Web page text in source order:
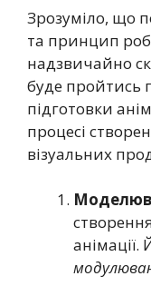
Зрозуміло, що
та принцип
надзвичайно
буде пройтись
підготовки
процесі
візуальних